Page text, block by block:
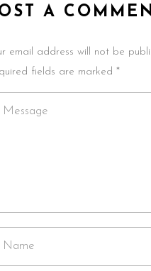
A
email address will not be
fields are marked *